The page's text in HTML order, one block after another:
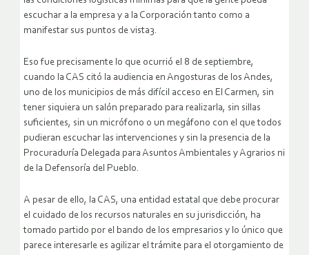
escuchar a la empresa y a la Corporación tanto como a
manifestar sus puntos de vista3.
Eso fue precisamente lo que ocurrió el 8 de septiembre,
cuando la CAS citó la audiencia en Angosturas de los Andes,
uno de los municipios de más difícil acceso en El Carmen, sin
tener siquiera un salón preparado para realizarla, sin sillas
suficientes, sin un micrófono o un megáfono con el que todos
pudieran escuchar las intervenciones y sin la presencia de la
Procuraduría Delegada para Asuntos Ambientales y Agrarios ni
de la Defensoría del Pueblo.
A pesar de ello, la CAS, una entidad estatal que debe procurar
el cuidado de los recursos naturales en su jurisdicción, ha
tomado partido por el bando de los empresarios y lo único que
parece interesarle es agilizar el trámite para el otorgamiento de